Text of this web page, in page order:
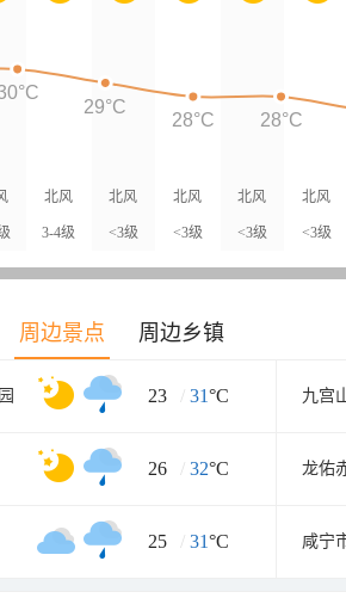
北风
3-4级
北风
<3级
北风
<3级
北风
<3级
北风
<3级
29°C
28°C 28°C
周边景点 周边乡镇
23 / 31°C 九宫
26 / 32°C
25 / 31°C